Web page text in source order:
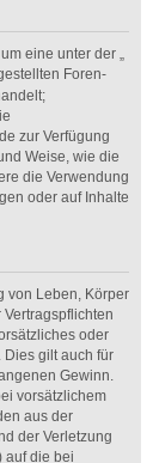
eine unter der „
Foren-
zur Verfügung
Weise, wie die
die Verwendung
oder auf Inhalte
von Leben, Körper
oder
gilt auch für
Gewinn.
vorsätzlichem
aus der
der Verletzung
auf die bei